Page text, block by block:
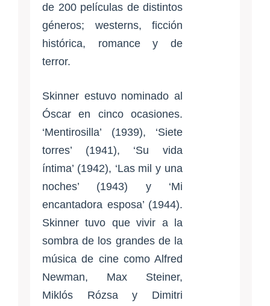
de 200 películas de distintos
géneros; westerns, ficción
histórica, romance y de
terror.
Skinner estuvo nominado al
Óscar en cinco ocasiones.
‘Mentirosilla’ (1939), ‘Siete
torres’ (1941), ‘Su vida
íntima’ (1942), ‘Las mil y una
noches’ (1943) y ‘Mi
encantadora esposa’ (1944).
Skinner tuvo que vivir a la
sombra de los grandes de la
música de cine como Alfred
Newman, Max Steiner,
Miklós Rózsa y Dimitri